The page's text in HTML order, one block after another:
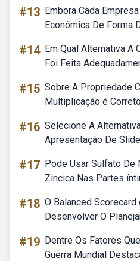
#13 Embora Cada
Econômica De Forma
#14 Em Qual Alternativa A
Foi Feita
#15 Sobre A Propriedade
Multiplicação é
#16 Selecione A
Apresentação De
#17 Pode Usar Sulfato De
Zincica Nas Partes
#18 O Balanced Scorecard
Desenvolver O
#19 Dentre Os Fatores
Guerra Mundial